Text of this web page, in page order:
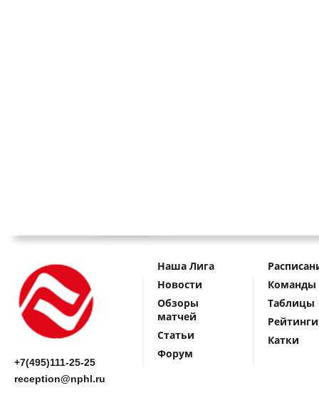
+7(495)111-25-25
reception@nphl.ru
Наша Лига
Новости
Обзоры
матчей
Статьи
Форум
Команды
Таблицы
Рейтинги
Катки